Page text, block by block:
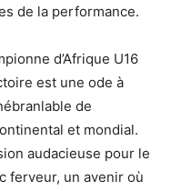
de la performance.
d’Afrique U16
est une ode à
de
et mondial.
audacieuse pour le
ferveur, un avenir où